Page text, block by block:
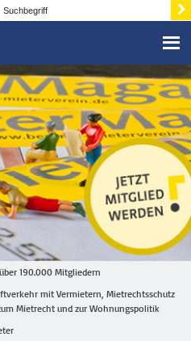
190.000 Mitgliedern
mit Vermietern, Mietrechtsschutz
Mietrecht und zur Wohnungspolitik